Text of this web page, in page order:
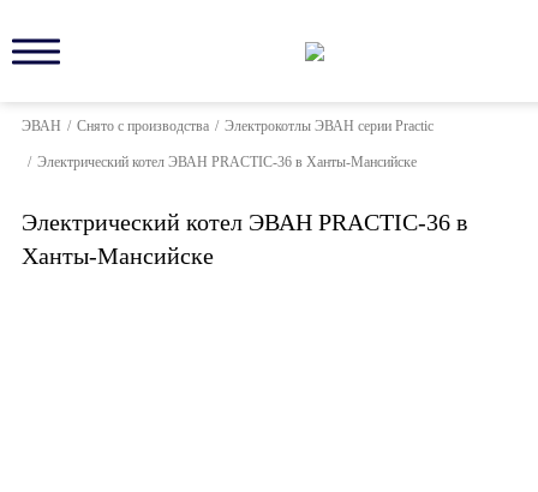
ЭВАН / Снято с производства / Электрокотлы ЭВАН серии Practic
/ Электрический котел ЭВАН PRACTIC-36 в Ханты-Мансийске
Электрический котел ЭВАН PRACTIC-36 в
Ханты-Мансийске